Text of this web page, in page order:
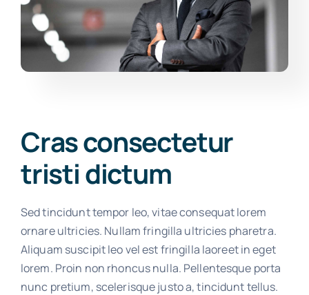
Cras consectetur
tristi dictum
Sed tincidunt tempor leo, vitae consequat lorem
ornare ultricies. Nullam fringilla ultricies pharetra.
Aliquam suscipit leo vel est fringilla laoreet in eget
lorem. Proin non rhoncus nulla. Pellentesque porta
nunc pretium, scelerisque justo a, tincidunt tellus.